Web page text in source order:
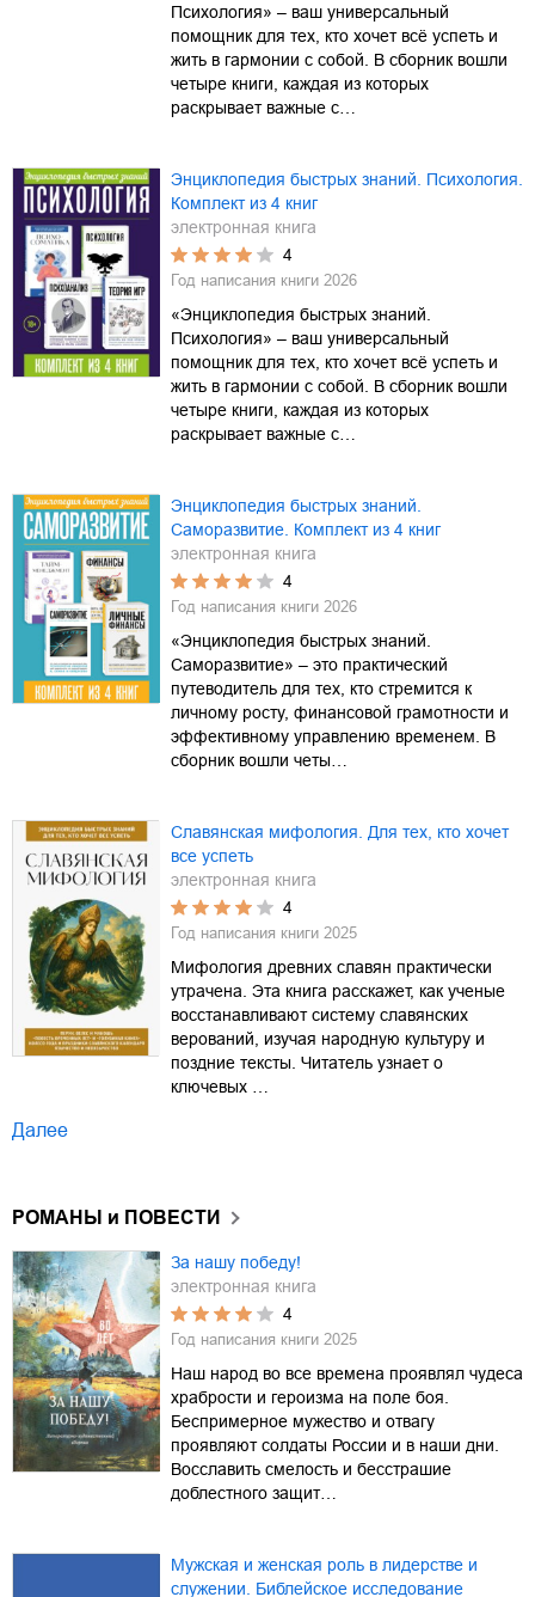
Психология» – ваш универсальный
помощник для тех, кто хочет всё успеть и
жить в гармонии с собой. В сборник вошли
четыре книги, каждая из которых
раскрывает важные с…
Энциклопедия быстрых знаний. Психология.
Комплект из 4 книг
электронная книга
4
Год написания книги 2026
«Энциклопедия быстрых знаний.
Психология» – ваш универсальный
помощник для тех, кто хочет всё успеть и
жить в гармонии с собой. В сборник вошли
четыре книги, каждая из которых
раскрывает важные с…
Энциклопедия быстрых знаний.
Саморазвитие. Комплект из 4 книг
электронная книга
4
Год написания книги 2026
«Энциклопедия быстрых знаний.
Саморазвитие» – это практический
путеводитель для тех, кто стремится к
личному росту, финансовой грамотности и
эффективному управлению временем. В
сборник вошли четы…
Славянская мифология. Для тех, кто хочет
все успеть
электронная книга
4
Год написания книги 2025
Мифология древних славян практически
утрачена. Эта книга расскажет, как ученые
восстанавливают систему славянских
верований, изучая народную культуру и
поздние тексты. Читатель узнает о
ключевых …
Далее
РОМАНЫ и ПОВЕСТИ
За нашу победу!
электронная книга
4
Год написания книги 2025
Наш народ во все времена проявлял чудеса
храбрости и героизма на поле боя.
Беспримерное мужество и отвагу
проявляют солдаты России и в наши дни.
Восславить смелость и бесстрашие
доблестного защит…
Мужская и женская роль в лидерстве и
служении. Библейское исследование